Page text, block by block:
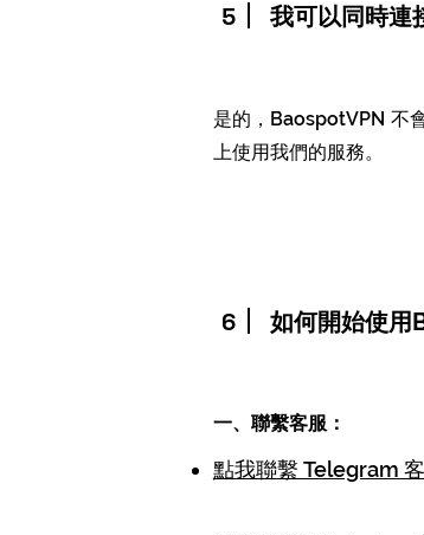
5 我可以同時連
是的， BaospotVPN 不
上使用我們的服務。
6 如何開始使用
一、聯繫客服：
點我聯繫 Telegram